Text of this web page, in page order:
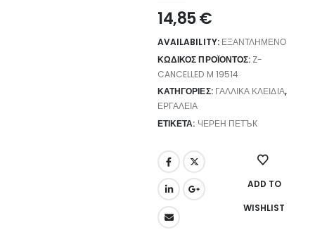
14,85€
AVAILABILITY: ΕΞΑΝΤΛΗΜΈΝΟ
ΚΩΔΙΚΌΣ ΠΡΟΪΌΝΤΟΣ: Z-
CANCELLED M 19514
ΚΑΤΗΓΟΡΊΕΣ: ΓΑΛΛΙΚΆ ΚΛΕΙΔΙΆ,
ΕΡΓΑΛΕΊΑ
ΕΤΙΚΈΤΑ: ЧЕРЕН ПЕТЪК
ADD TO
WISHLIST